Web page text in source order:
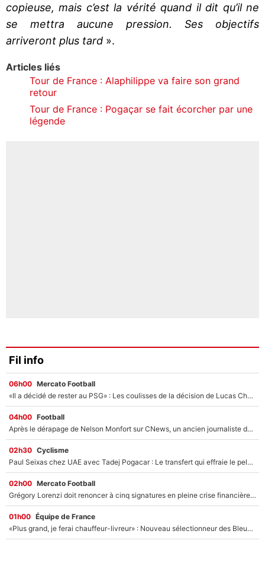
copieuse, mais c’est la vérité quand il dit qu’il ne
se mettra aucune pression. Ses objectifs
arriveront plus tard ».
Articles liés
Tour de France : Alaphilippe va faire son grand
retour
Tour de France : Pogaçar se fait écorcher par une
légende
Fil info
06h00 Mercato Football
«Il a décidé de rester au PSG» : Les coulisses de la décision de Lucas Chevalier pour son transfert
04h00 Football
Après le dérapage de Nelson Monfort sur CNews, un ancien journaliste de France Télévisions relance la polémique sur les incendies en Gironde
02h30 Cyclisme
Paul Seixas chez UAE avec Tadej Pogacar : Le transfert qui effraie le peloton, «c’est la pire des choses qui puisse arriver»
02h00 Mercato Football
Grégory Lorenzi doit renoncer à cinq signatures en pleine crise financière : L’IA propose sept noms à l’OM pour un mercato réussi... à seulement 5M€ !
01h00 Équipe de France
«Plus grand, je ferai chauffeur-livreur» : Nouveau sélectionneur des Bleus, Zinédine Zidane s’était imaginé un avenir très différent lorsqu'il était enfant